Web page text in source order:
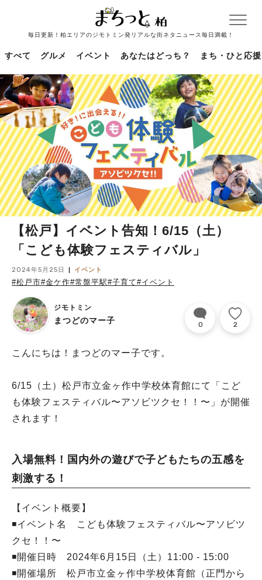
毎日更新！柏エリアのジモトミン発リアルな街ネタニュース毎日満載！
すべて グルメ イベント あなたはどっち？ まち・ひと応援
【松戸】イベント告知！6/15（土）
「こども体験フェスティバル」
2024年5月25日 イベント
#松戸市#金ケ作#常盤平駅#子育て#イベント
ジモトミン
まつどのマー子 0 2
こんにちは！まつどのマー子です。
6/15（土）松戸市立金ヶ作中学校体育館にて「こど
も体験フェスティバル〜アソビツクセ！！〜」が開催
されます！
入場無料！国内外の遊びで子どもたちの五感を
刺激する！
【イベント概要】
◾️イベント名 こども体験フェスティバル〜アソビツ
クセ！！〜
◾️開催日時 2024年6月15日（土）11:00 - 15:00
◾️開催場所 松戸市立金ヶ作中学校体育館（正門から